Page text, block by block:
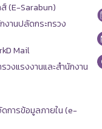
(E-Sarabun)
งานปลัดกระทรวง
Mail
วงแรงงานและสำนักงาน
การข้อมูลภายใน (e-